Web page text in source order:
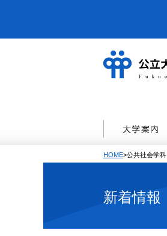
HOME>公共社会学科
新着情報